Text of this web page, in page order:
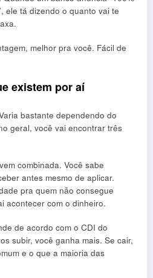
ele tá dizendo o quanto vai te
melhor pra você. Fácil de
existem por aí
bastante dependendo do
geral, você vai encontrar três
combinada. Você sabe
antes mesmo de aplicar.
pra quem não consegue
acontecer com o dinheiro.
de acordo com o CDI do
subir, você ganha mais. Se cair,
e o que a maioria das